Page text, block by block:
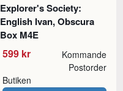
Explorer's Society:
English Ivan, Obscura
Box M4E
599 kr Kommande
Butiken
Postorder